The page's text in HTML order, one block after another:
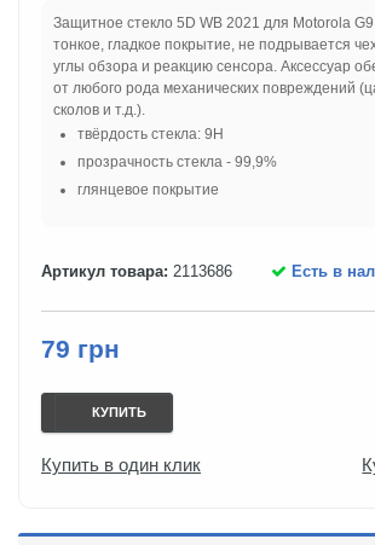
Защитное стекло 5D WB 2021 для Motorola
тонкое, гладкое покрытие, не подрывается
углы обзора и реакцию сенсора. Аксессуар
от любого рода механических повреждений
сколов и т.д.).
твёрдость стекла: 9H
прозрачность стекла - 99,9%
глянцевое покрытие
Артикул товара: 2113686 Есть в
79 грн
КУПИТЬ
Купить в один клик